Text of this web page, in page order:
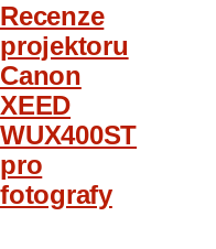
Recenze
projektoru
Canon
XEED
WUX400ST
pro
fotografy